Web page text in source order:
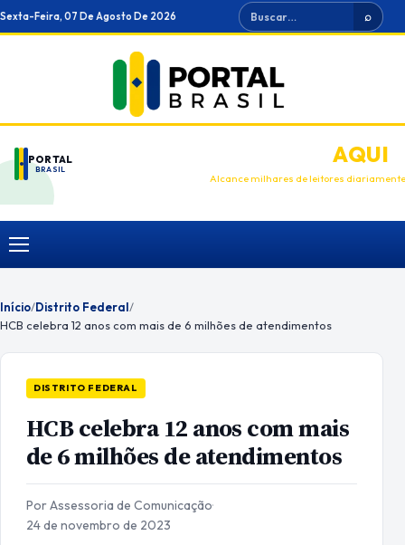
Ir
para
Sexta-Feira, 07 De Agosto De 2026 Buscar ⌕
PORTAL
BRASIL
ANUNCIEAQUI
Alcance milhares de leitores diariamente
Menu
Início/Distrito Federal/
HCB celebra 12 anos com mais de 6 milhões de atendimentos
DISTRITO FEDERAL
HCB celebra 12 anos com mais
de 6 milhões de atendimentos
Por Assessoria de Comunicação·
24 de novembro de 2023